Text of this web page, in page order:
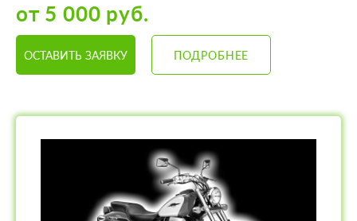
от 5 000 руб.
ОСТАВИТЬ ЗАЯВКУ ПОДРОБНЕЕ